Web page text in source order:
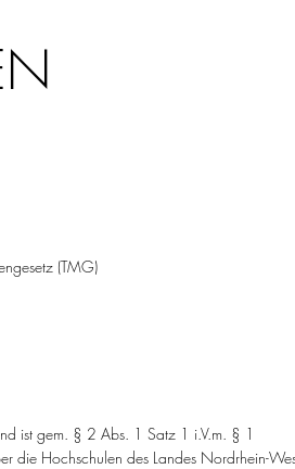
(TMG)
ist gem. § 2 Abs. 1 Satz 1 i.V.m. § 1
die Hochschulen des Landes Nordrhein-